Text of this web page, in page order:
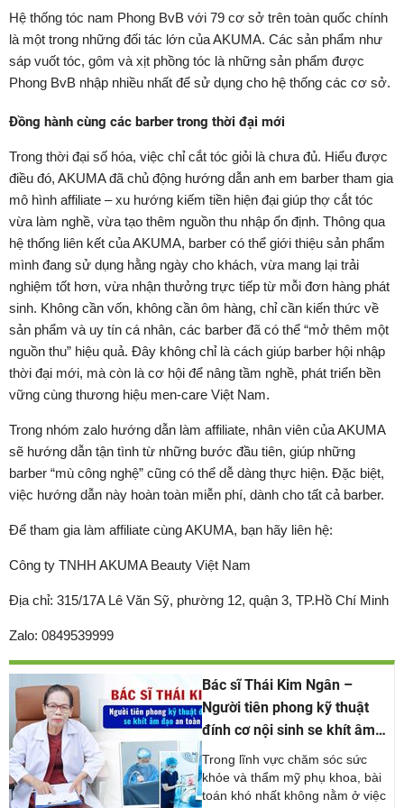
Hệ thống tóc nam Phong BvB với 79 cơ sở trên toàn quốc chính
là một trong những đối tác lớn của AKUMA. Các sản phẩm như
sáp vuốt tóc, gôm và xịt phồng tóc là những sản phẩm được
Phong BvB nhập nhiều nhất để sử dụng cho hệ thống các cơ sở.
Đồng hành cùng các barber trong thời đại mới
Trong thời đại số hóa, việc chỉ cắt tóc giỏi là chưa đủ. Hiểu được
điều đó, AKUMA đã chủ động hướng dẫn anh em barber tham gia
mô hình affiliate – xu hướng kiếm tiền hiện đại giúp thợ cắt tóc
vừa làm nghề, vừa tạo thêm nguồn thu nhập ổn định. Thông qua
hệ thống liên kết của AKUMA, barber có thể giới thiệu sản phẩm
mình đang sử dụng hằng ngày cho khách, vừa mang lại trải
nghiệm tốt hơn, vừa nhận thưởng trực tiếp từ mỗi đơn hàng phát
sinh. Không cần vốn, không cần ôm hàng, chỉ cần kiến thức về
sản phẩm và uy tín cá nhân, các barber đã có thể “mở thêm một
nguồn thu” hiệu quả. Đây không chỉ là cách giúp barber hội nhập
thời đại mới, mà còn là cơ hội để nâng tầm nghề, phát triển bền
vững cùng thương hiệu men-care Việt Nam.
Trong nhóm zalo hướng dẫn làm affiliate, nhân viên của AKUMA
sẽ hướng dẫn tận tình từ những bước đầu tiên, giúp những
barber “mù công nghệ” cũng có thể dễ dàng thực hiện. Đặc biệt,
việc hướng dẫn này hoàn toàn miễn phí, dành cho tất cả barber.
Để tham gia làm affiliate cùng AKUMA, bạn hãy liên hệ:
Công ty TNHH AKUMA Beauty Việt Nam
Địa chỉ: 315/17A Lê Văn Sỹ, phường 12, quận 3, TP.Hồ Chí Minh
Zalo: 0849539999
Bác sĩ Thái Kim Ngân –
Người tiên phong kỹ thuật
đính cơ nội sinh se khít âm
đạo an toàn và tự nhiên
Trong lĩnh vực chăm sóc sức
khỏe và thẩm mỹ phụ khoa, bài
toán khó nhất không nằm ở việc